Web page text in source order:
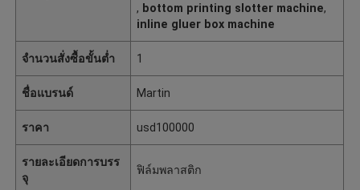
, bottom printing slotter machine,
inline gluer box machine
จำนวนสั่งซื้อขั้นต่ำ 1
ชื่อแบรนด์ Martin
ราคา usd100000
รายละเอียดการบรร
จุ
ฟิล์มพลาสติก